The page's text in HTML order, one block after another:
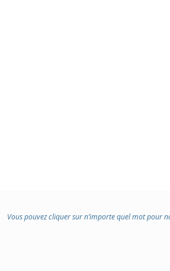
Vous pouvez cliquer sur n’importe quel mot pour